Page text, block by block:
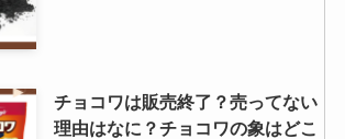
チョコワは販売終了？売ってない
理由はなに？チョコワの象はどこ